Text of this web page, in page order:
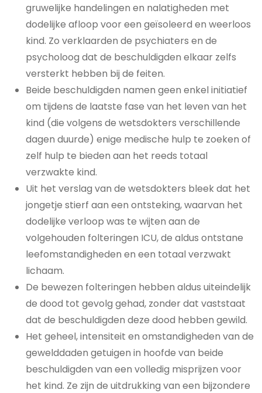
gruwelijke handelingen en nalatigheden met
dodelijke afloop voor een geïsoleerd en weerloos
kind. Zo verklaarden de psychiaters en de
psycholoog dat de beschuldigden elkaar zelfs
versterkt hebben bij de feiten.
Beide beschuldigden namen geen enkel initiatief
om tijdens de laatste fase van het leven van het
kind (die volgens de wetsdokters verschillende
dagen duurde) enige medische hulp te zoeken of
zelf hulp te bieden aan het reeds totaal
verzwakte kind.
Uit het verslag van de wetsdokters bleek dat het
jongetje stierf aan een ontsteking, waarvan het
dodelijke verloop was te wijten aan de
volgehouden folteringen ICU, de aldus ontstane
leefomstandigheden en een totaal verzwakt
lichaam.
De bewezen folteringen hebben aldus uiteindelijk
de dood tot gevolg gehad, zonder dat vaststaat
dat de beschuldigden deze dood hebben gewild.
Het geheel, intensiteit en omstandigheden van de
gewelddaden getuigen in hoofde van beide
beschuldigden van een volledig misprijzen voor
het kind. Ze zijn de uitdrukking van een bijzondere